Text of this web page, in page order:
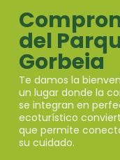
del
Gorbeia
Te damos la
un lugar donde la
se integran en
ecoturístico
que permite
su cuidado.